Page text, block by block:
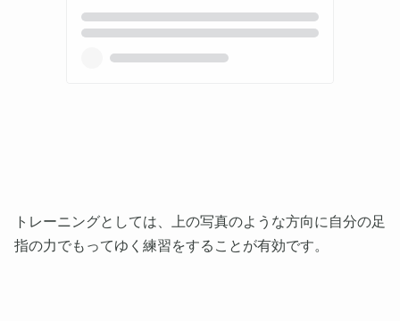
トレーニングとしては、上の写真のような方向に自分の足
指の力でもってゆく練習をすることが有効です。